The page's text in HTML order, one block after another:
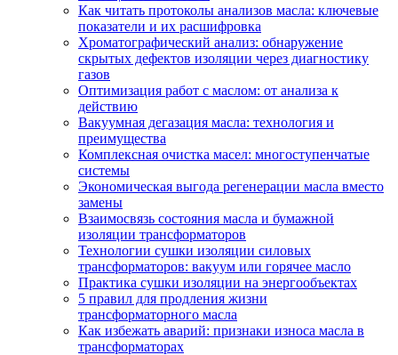
Как читать протоколы анализов масла: ключевые
показатели и их расшифровка
Хроматографический анализ: обнаружение
скрытых дефектов изоляции через диагностику
газов
Оптимизация работ с маслом: от анализа к
действию
Вакуумная дегазация масла: технология и
преимущества
Комплексная очистка масел: многоступенчатые
системы
Экономическая выгода регенерации масла вместо
замены
Взаимосвязь состояния масла и бумажной
изоляции трансформаторов
Технологии сушки изоляции силовых
трансформаторов: вакуум или горячее масло
Практика сушки изоляции на энергообъектах
5 правил для продления жизни
трансформаторного масла
Как избежать аварий: признаки износа масла в
трансформаторах